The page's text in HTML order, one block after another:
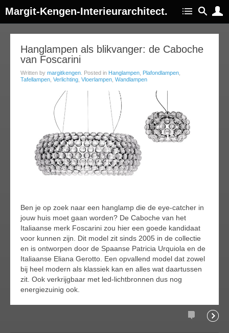
Margit-Kengen-Interieurarchitect.
Hanglampen als blikvanger: de Caboche
van Foscarini
Written by margitkengen . Posted in Hanglampen Plafondlampen
Tafellampen Verlichting Vloerlampen Wandlampen
Ben je op zoek naar een hanglamp die de eye-catcher in
jouw huis moet gaan worden? De Caboche van het
Italiaanse merk Foscarini zou hier een goede kandidaat
voor kunnen zijn. Dit model zit sinds 2005 in de collectie
en is ontworpen door de Spaanse Patricia Urquiola en de
Italiaanse Eliana Gerotto. Een opvallend model dat zowel
bij heel modern als klassiek kan en alles wat daartussen
zit. Ook verkrijgbaar met led-lichtbronnen dus nog
energiezuinig ook.